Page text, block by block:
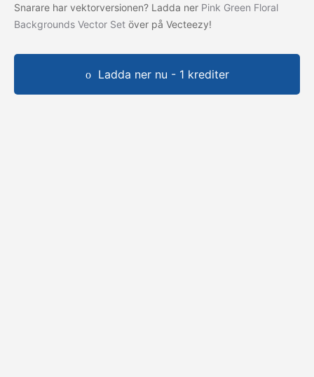
Snarare har vektorversionen? Ladda ner Pink Green Floral
Backgrounds Vector Set över på Vecteezy!
Ladda ner nu - 1 krediter